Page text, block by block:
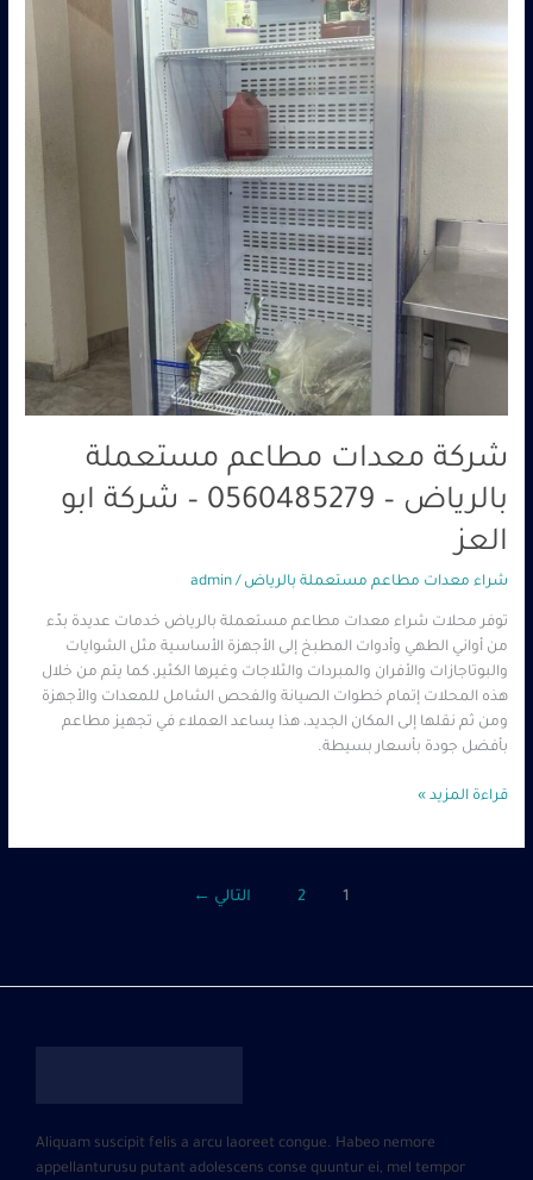
شركة معدات مطاعم مستعملة
بالرياض – 0560485279 – شركة ابو
العز
شراء معدات مطاعم مستعملة بالرياض /
admin
توفر محلات شراء معدات مطاعم مستعملة بالرياض خدمات عديدة بدًء
من أواني الطهي وأدوات المطبخ إلى الأجهزة الأساسية مثل الشوايات
والبوتاجازات والأفران والمبردات والثلاجات وغيرها الكثير، كما يتم من خلال
هذه المحلات إتمام خطوات الصيانة والفحص الشامل للمعدات والأجهزة
ومن ثم نقلها إلى المكان الجديد، هذا يساعد العملاء في تجهيز مطاعم
بأفضل جودة بأسعار بسيطة.
مستعملة
قراءة المزيد »
1
2 التالي ←
Aliquam suscipit felis a arcu laoreet congue. Habeo nemore
appellanturusu putant adolescens conse quuntur ei, mel tempor